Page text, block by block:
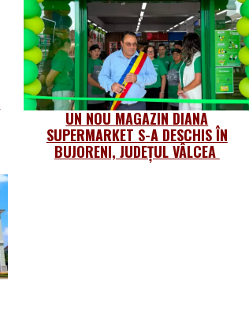
UN NOU MAGAZIN DIANA
SUPERMARKET S-A DESCHIS ÎN
BUJORENI, JUDEȚUL VÂLCEA